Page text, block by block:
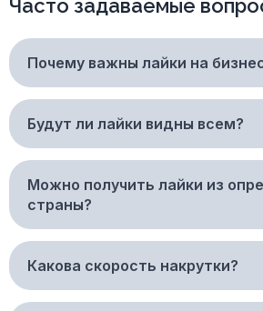
Часто задаваемые
Почему важны лайки на
Будут ли лайки видны всем?
Можно получить лайки из
страны?
Какова скорость накрутки?